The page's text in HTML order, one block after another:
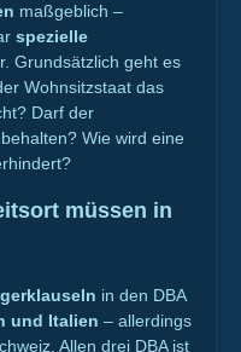
maßgeblich –
spezielle
Grundsätzlich geht es
Wohnsitzstaat das
Darf der
Wie wird eine
müssen in
in den DBA
und Italien – allerdings
Allen drei DBA ist